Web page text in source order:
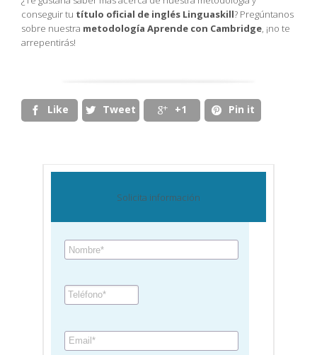
conseguir tu título oficial de inglés Linguaskill? Pregúntanos
sobre nuestra metodología Aprende con Cambridge, ¡no te
arrepentirás!
 Like  Tweet  +1  Pin it
Solicita información